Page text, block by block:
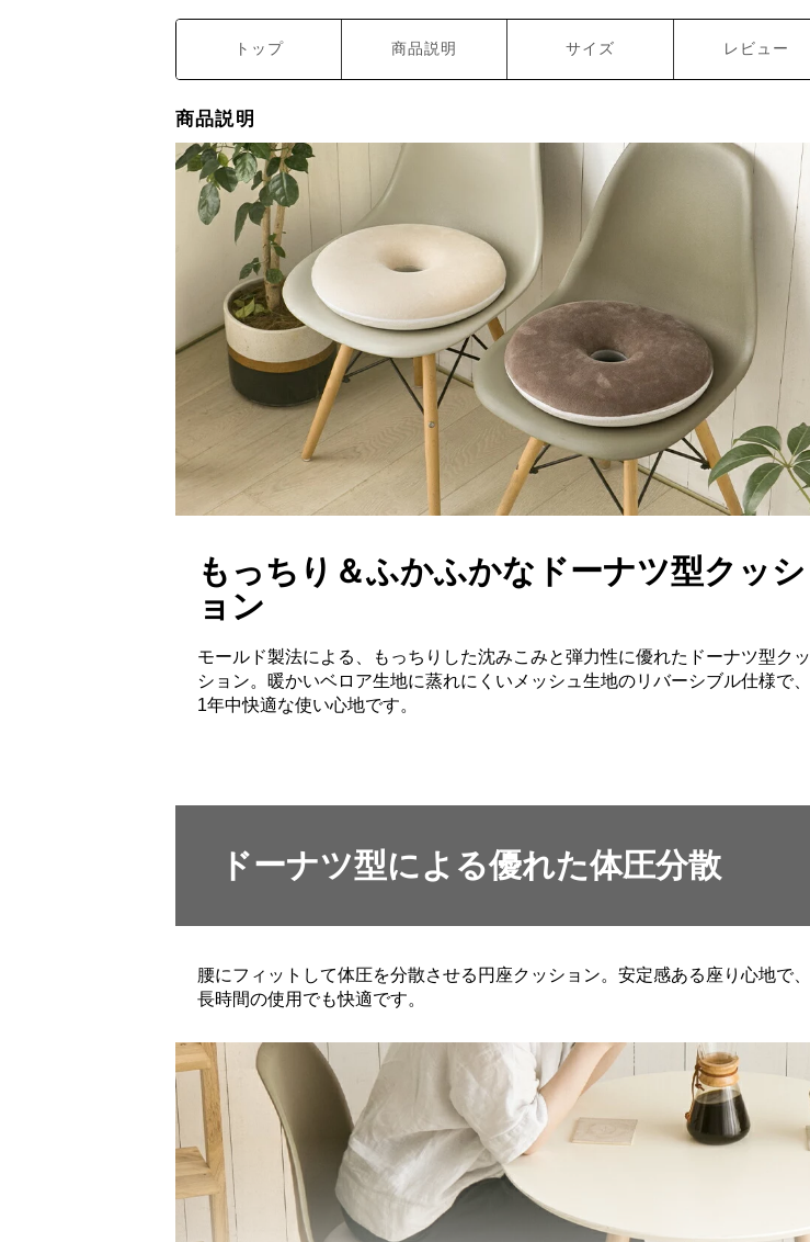
トップ 商品説明 サイズ レビュー
商品説明
もっちり＆ふかふかなドーナツ型クッシ
ョン
モールド製法による、もっちりした沈みこみと弾力性に優れたドーナツ型クッ
ション。暖かいベロア生地に蒸れにくいメッシュ生地のリバーシブル仕様で、
1年中快適な使い心地です。
ドーナツ型による優れた体圧分散
腰にフィットして体圧を分散させる円座クッション。安定感ある座り心地で、
長時間の使用でも快適です。